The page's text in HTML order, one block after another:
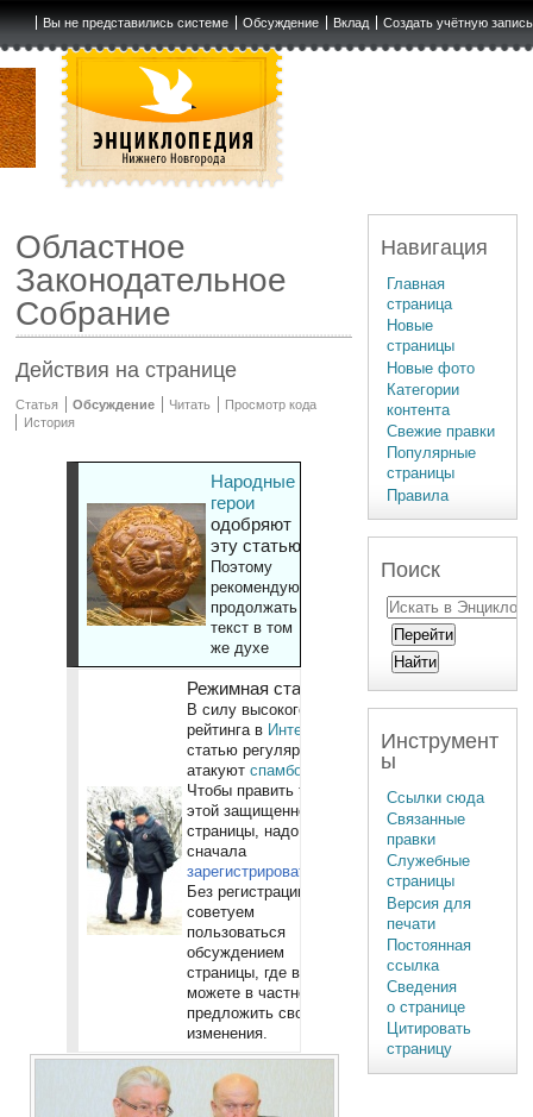
Вы не представились системе Обсуждение Вклад Создать учётную запись
Областное
Законодательное
Собрание
Действия на странице
Статья Обсуждение Читать
Просмотр кода
История
Народные
герои
одобряют
эту статью
Поэтому
рекомендуют
продолжать
текст в том
же духе
Режимная статья
В силу высокого
рейтинга в Интернете
статью регулярно
атакуют спамботы
Чтобы править текст
этой защищенной
страницы, надо
сначала
зарегистрироваться
Без регистрации
советуем
пользоваться
обсуждением
страницы, где вы
можете в частности
предложить свои
изменения.
Навигация
Главная
страница
Новые
страницы
Новые фото
Категории
контента
Свежие правки
Популярные
страницы
Правила
Поиск
Инструмент
ы
Ссылки сюда
Связанные
правки
Служебные
страницы
Версия для
печати
Постоянная
ссылка
Сведения
о странице
Цитировать
страницу